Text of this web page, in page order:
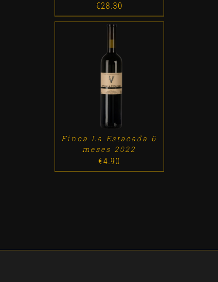
€28.30
/
Finca La Estacada 6
meses 2022
€4.90